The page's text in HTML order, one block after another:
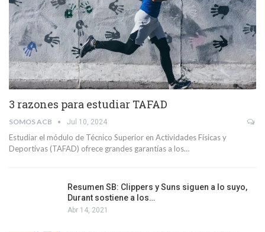
3 razones para estudiar TAFAD
SOMOS ACB Jul 10, 2024
Estudiar el módulo de Técnico Superior en Actividades Físicas y
Deportivas (TAFAD) ofrece grandes garantías a los…
Resumen SB: Clippers y Suns siguen a lo suyo,
Durant sostiene a los…
Abr 14, 2021